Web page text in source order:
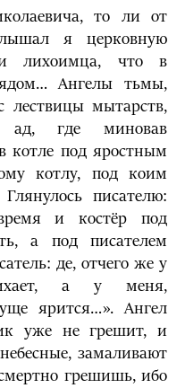
то ли от
я церковную
лихоимца, что в
Ангелы тьмы,
мытарств,
ад, где миновав
котле под яростным
котлу, под коим
писателю:
и костёр под
а под писателем
де, отчего же у
а у меня,
ярится…». Ангел
уже не грешит, и
замаливают
грешишь, ибо